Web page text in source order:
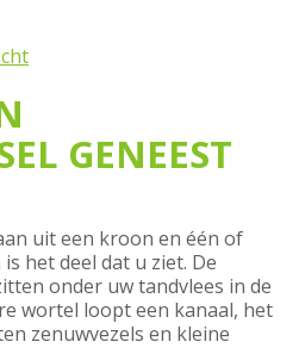
GENEEST
uit een kroon en één of
het deel dat u ziet. De
onder uw tandvlees in de
wortel loopt een kanaal, het
zenuwvezels en kleine